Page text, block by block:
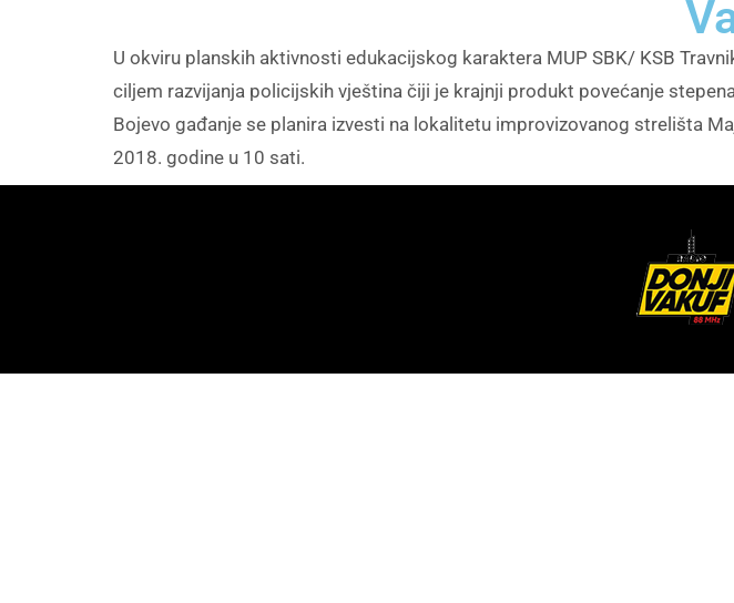
U okviru planskih aktivnosti edukacijskog karaktera MUP SBK/ KSB
ciljem razvijanja policijskih vještina čiji je krajnji produkt povećanje
Bojevo gađanje se planira izvesti na lokalitetu improvizovanog strelišta
2018. godine u 10 sati.